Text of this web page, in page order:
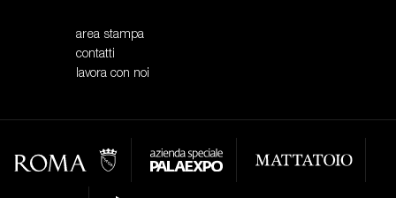
area stampa
contatti
lavora con noi